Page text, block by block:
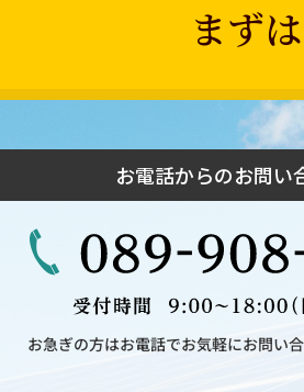
まず
お電話からのお問い
お急ぎの方はお電話でお気軽にお問い